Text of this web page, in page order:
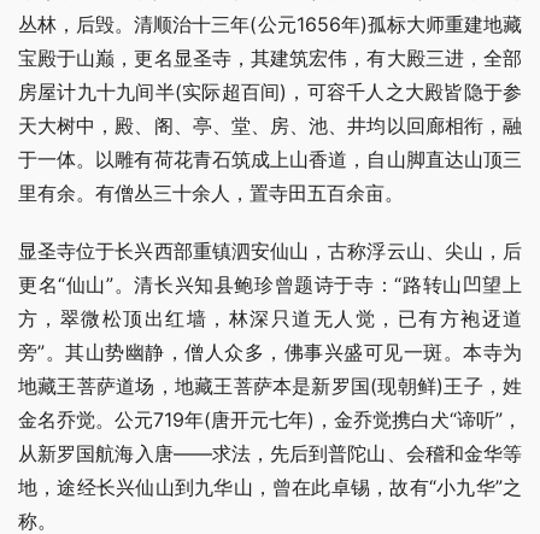
丛林，后毁。清顺治十三年(公元1656年)孤标大师重建地藏
宝殿于山巅，更名显圣寺，其建筑宏伟，有大殿三进，全部
房屋计九十九间半(实际超百间)，可容千人之大殿皆隐于参
天大树中，殿、阁、亭、堂、房、池、井均以回廊相衔，融
于一体。以雕有荷花青石筑成上山香道，自山脚直达山顶三
里有余。有僧丛三十余人，置寺田五百余亩。
显圣寺位于长兴西部重镇泗安仙山，古称浮云山、尖山，后
更名“仙山”。清长兴知县鲍珍曾题诗于寺：“路转山凹望上
方，翠微松顶出红墙，林深只道无人觉，已有方袍迓道
旁”。其山势幽静，僧人众多，佛事兴盛可见一斑。本寺为
地藏王菩萨道场，地藏王菩萨本是新罗国(现朝鲜)王子，姓
金名乔觉。公元719年(唐开元七年)，金乔觉携白犬“谛听”，
从新罗国航海入唐——求法，先后到普陀山、会稽和金华等
地，途经长兴仙山到九华山，曾在此卓锡，故有“小九华”之
称。